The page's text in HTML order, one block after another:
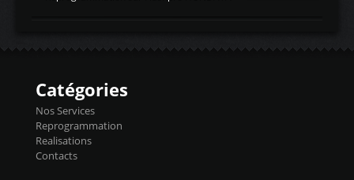
d'admissiontemp ex. pour atmo -30- 80°C
temperaturetemperature ldr moteurtemp
Injecteurs + Flashpro 1370€ TTC Le
précise et performante. Vous pourrez
basculer de la carto sans plomb à Ethanol à
l'aide du flashpro OPTION ECONOMIQUES
Reprog SP 98 sur le calculateur d'origine
450€ TTC Un gain d'environ 10cv et 15nm
Catégories
Nos Services
Reprogrammation
Realisations
Contacts